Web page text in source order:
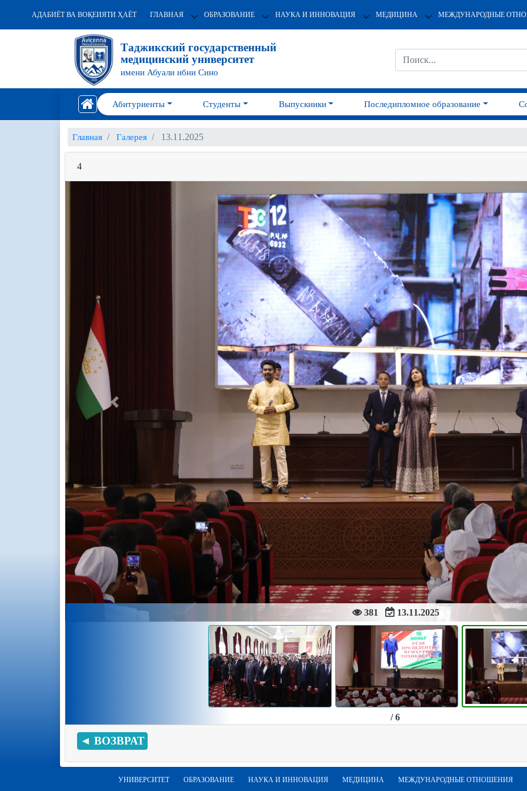
АДАБИЁТ ВА ВОҚЕИЯТИ ҲАЁТ ГЛАВНАЯ ОБРАЗОВАНИЕ НАУКА И ИННОВАЦИЯ МЕДИЦИНА МЕЖДУНАРОДНЫЕ
Таджикский государственный
медицинский университет
имени Абуали ибни Сино
Абитуриенты Студенты Выпускники Последипломное образование
Главная Галерея 13.11.2025
4
381 13.11.2025
Previous
/ 6
◄ ВОЗВРАТ
УНИВЕРСИТЕТ ОБРАЗОВАНИЕ НАУКА И ИННОВАЦИЯ МЕДИЦИНА МЕЖДУНАРОДНЫЕ ОТНОШЕНИЯ